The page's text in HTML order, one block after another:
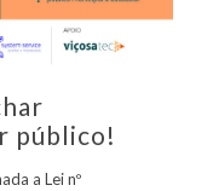
público!
a Lei nº